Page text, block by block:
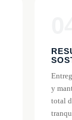
y
total